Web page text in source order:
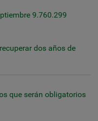
9.760.299
dos años de
que serán obligatorios